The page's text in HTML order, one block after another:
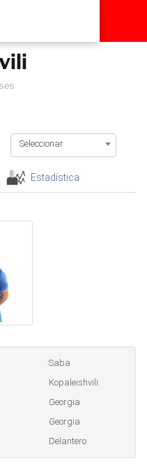
Seleccionar
Estadística
Saba
Kopaleishvili
Georgia
Georgia
Delantero